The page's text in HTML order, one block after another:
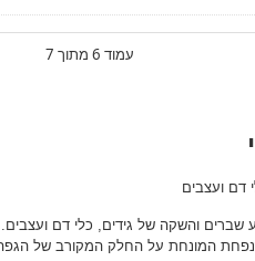
עמוד 6 מתוך 7
דם ועצבים
שברים והשקה של גידים, כלי דם
המונחת על החלק המקורב של